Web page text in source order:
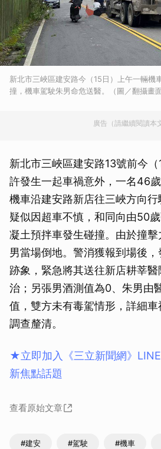
新北市三峽區建安路今（15日）上午一輛機
撞，機車駕駛朱男命危送醫。（圖／翻攝畫面
廣告（請繼續閱讀本
新北市三峽區建安路13號前今
許發生一起車禍意外，一名46
機車沿建安路新店往三峽方向
疑似因超車不慎，和同向由50
凝土預拌車發生碰撞。由於撞
男當場倒地。警消獲報到場後
跡象，緊急將其送往新店耕莘
治；另張男酒測值為0、朱男由
值，雙方未有毒駕情形，詳細
調查釐清。
★立即加入《三立新聞網》
新焦點話題
查看原始文章
#建安 #駕駛 #機車